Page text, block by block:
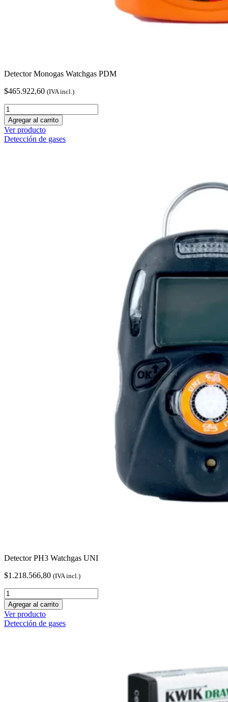
Detector Monogas Watchgas PDM
$465.922,60 (IVA incl.)
Detector
Monogas
Watchgas
PDM
cantidad
Agregar al carrito
Ver producto
Detección de gases
Detector PH3 Watchgas UNI
$1.218.566,80 (IVA incl.)
Detector
PH3
Watchgas
UNI
cantidad
Agregar al carrito
Ver producto
Detección de gases